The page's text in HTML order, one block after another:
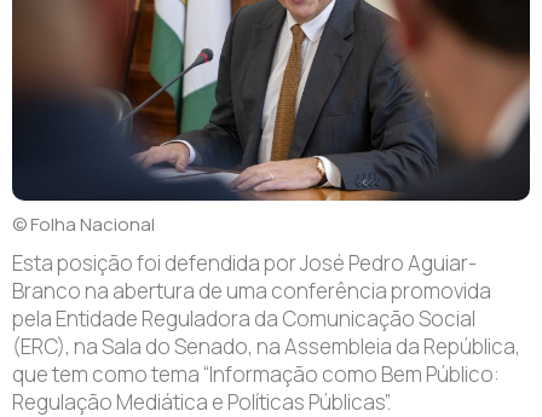
© Folha Nacional
Esta posição foi defendida por José Pedro Aguiar-
Branco na abertura de uma conferência promovida
pela Entidade Reguladora da Comunicação Social
(ERC), na Sala do Senado, na Assembleia da República,
que tem como tema “Informação como Bem Público:
Regulação Mediática e Políticas Públicas”.